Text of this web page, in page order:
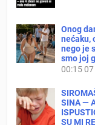
Onog
nećaku,
nego je
smo joj
00:1507
SINA —
SU MI